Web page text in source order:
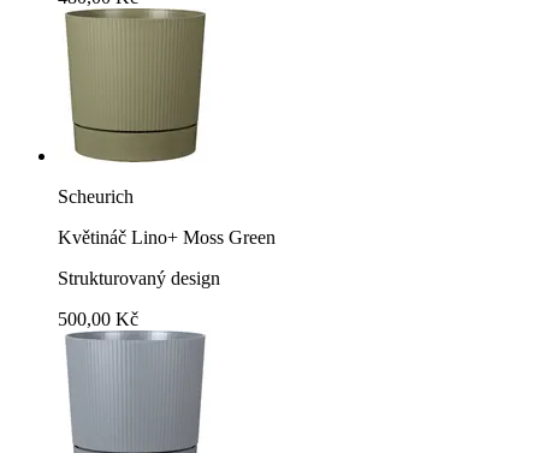
Scheurich
Květináč Lino+ Moss Green
Strukturovaný design
500,00 Kč